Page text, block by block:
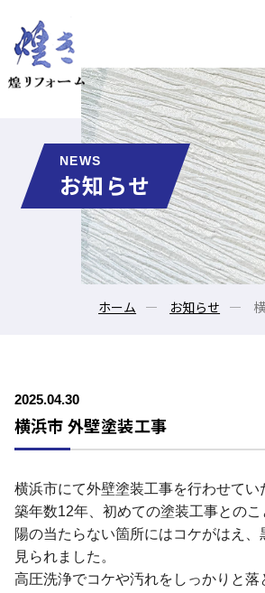
NEWS
お知らせ
ホーム お知らせ
2025.04.30
横浜市 外壁塗装工事
横浜市にて外壁塗装工事を行わせてい
築年数12年、初めての塗装工事とのこ
陽の当たらない箇所にはコケがはえ、
見られました。
高圧洗浄でコケや汚れをしっかりと落